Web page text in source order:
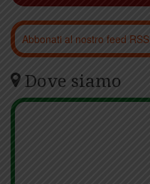
Abbonati al nostro feed RSS
Dove siamo